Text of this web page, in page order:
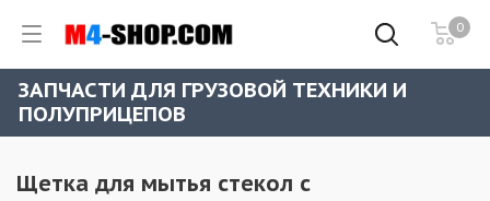
0
ЗАПЧАСТИ ДЛЯ ГРУЗОВОЙ ТЕХНИКИ И
ПОЛУПРИЦЕПОВ
Щетка для мытья стекол с